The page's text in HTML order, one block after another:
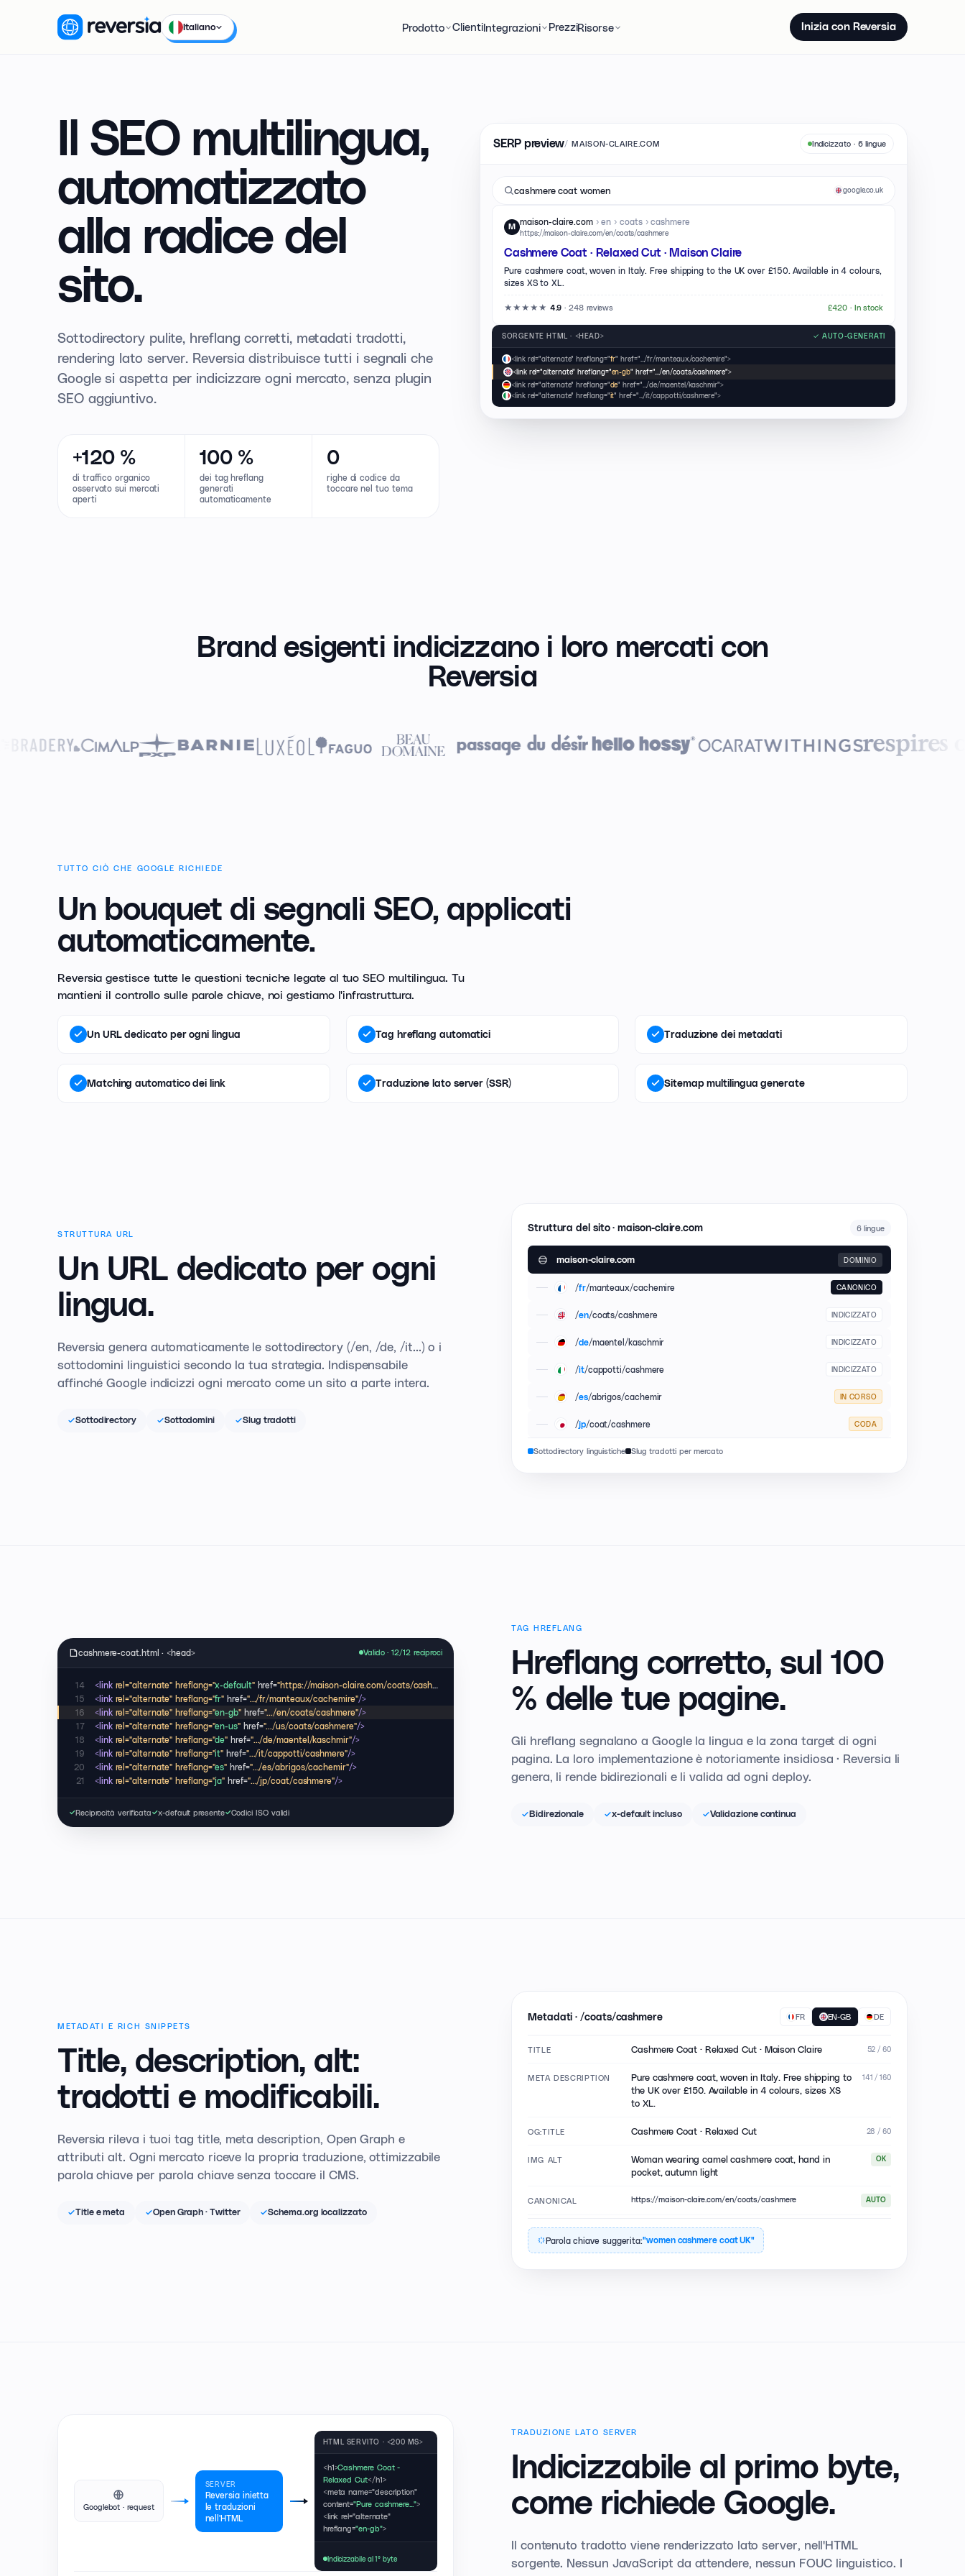
Italiano Prodotto ClientiIntegrazioni PrezziRisorse Inizia con Reversia
Il SEO multilingua,
automatizzato
alla radice del
sito.
Sottodirectory pulite, hreflang corretti, metadati tradotti,
rendering lato server. Reversia distribuisce tutti i segnali che
Google si aspetta per indicizzare ogni mercato, senza plugin
SEO aggiuntivo.
+120 %
di traffico organico
osservato sui mercati
aperti
100 %
dei tag hreflang
generati
automaticamente
0
righe di codice da
toccare nel tuo tema
SERP preview/MAISON-CLAIRE.COM Indicizzato · 6 lingue
cashmere coat women google.co.uk
M
maison-claire.com› en › coats › cashmere
https://maison-claire.com/en/coats/cashmere
Cashmere Coat · Relaxed Cut · Maison Claire
Pure cashmere coat, woven in Italy. Free shipping to the UK over £150. Available in 4 colours,
sizes XS to XL.
★★★★★ 4.9 ·248 reviews £420 · In stock
SORGENTE HTML · <HEAD> ✓AUTO-GENERATI
<link rel="alternate" hreflang="fr" href=".../fr/manteaux/cachemire">
<link rel="alternate" hreflang="en-gb" href=".../en/coats/cashmere">
<link rel="alternate" hreflang="de" href=".../de/maentel/kaschmir">
<link rel="alternate" hreflang="it" href=".../it/cappotti/cashmere">
Brand esigenti indicizzano i loro mercati con
Reversia
TUTTO CIÒ CHE GOOGLE RICHIEDE
Un bouquet di segnali SEO, applicati
automaticamente.
Reversia gestisce tutte le questioni tecniche legate al tuo SEO multilingua. Tu
mantieni il controllo sulle parole chiave, noi gestiamo l'infrastruttura.
Un URL dedicato per ogni lingua Tag hreflang automatici Traduzione dei metadati
Matching automatico dei link Traduzione lato server (SSR) Sitemap multilingua generate
STRUTTURA URL
Un URL dedicato per ogni
lingua.
Reversia genera automaticamente le sottodirectory (/en, /de, /it...) o i
sottodomini linguistici secondo la tua strategia. Indispensabile
affinché Google indicizzi ogni mercato come un sito a parte intera.
Sottodirectory Sottodomini Slug tradotti
Struttura del sito · maison-claire.com 6 lingue
maison-claire.com DOMINIO
/fr/manteaux/cachemire CANONICO
/en/coats/cashmere INDICIZZATO
/de/maentel/kaschmir INDICIZZATO
/it/cappotti/cashmere INDICIZZATO
/es/abrigos/cachemir IN CORSO
/jp/coat/cashmere CODA
Sottodirectory linguistiche Slug tradotti per mercato
TAG HREFLANG
Hreflang corretto, sul 100
% delle tue pagine.
Gli hreflang segnalano a Google la lingua e la zona target di ogni
pagina. La loro implementazione è notoriamente insidiosa · Reversia li
genera, li rende bidirezionali e li valida ad ogni deploy.
Bidirezionale x-default incluso Validazione continua
cashmere-coat.html · <head> Valido · 12/12 reciproci
14 <link rel="alternate" hreflang="x-default"href="https://maison-claire.com/coats/cashmere"
15
<link rel="alternate" hreflang="fr" href=".../fr/manteaux/cachemire"/>
16
<link rel="alternate" hreflang="en-gb"href=".../en/coats/cashmere"/>
17
<link rel="alternate" hreflang="en-us"href=".../us/coats/cashmere"/>
18
<link rel="alternate" hreflang="de" href=".../de/maentel/kaschmir"/>
19
<link rel="alternate" hreflang="it" href=".../it/cappotti/cashmere"/>
20
<link rel="alternate" hreflang="es" href=".../es/abrigos/cachemir"/>
21
<link rel="alternate" hreflang="ja" href=".../jp/coat/cashmere"/>
✓Reciprocità verificata✓x-default presente✓Codici ISO validi
METADATI E RICH SNIPPETS
Title, description, alt:
tradotti e modificabili.
Reversia rileva i tuoi tag title, meta description, Open Graph e
attributi alt. Ogni mercato riceve la propria traduzione, ottimizzabile
parola chiave per parola chiave senza toccare il CMS.
Title e meta Open Graph · Twitter Schema.org localizzato
Metadati · /coats/cashmere FR EN-GB DE
TITLE Cashmere Coat · Relaxed Cut · Maison Claire 52 / 60
META DESCRIPTION
Pure cashmere coat, woven in Italy. Free shipping to
the UK over £150. Available in 4 colours, sizes XS
to XL.
141 / 160
OG:TITLE Cashmere Coat · Relaxed Cut 28 / 60
IMG ALT
Woman wearing camel cashmere coat, hand in
pocket, autumn light
OK
CANONICAL https://maison-claire.com/en/coats/cashmere AUTO
Parola chiave suggerita:"women cashmere coat UK"
TRADUZIONE LATO SERVER
Indicizzabile al primo byte,
come richiede Google.
Il contenuto tradotto viene renderizzato lato server, nell'HTML
sorgente. Nessun JavaScript da attendere, nessun FOUC linguistico. I
Googlebot · request
SERVER
Reversia inietta
le traduzioni
nell'HTML
HTML SERVITO · <200 MS>
<h1>Cashmere Coat -
Relaxed Cut</h1>
<meta name="description"
content="Pure cashmere...">
<link rel="alternate"
hreflang="en-gb">
Indicizzabile al 1° byte